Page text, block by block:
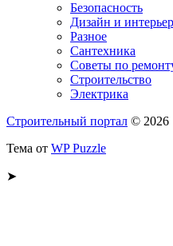
Безопасность
Дизайн и интерьер
Разное
Сантехника
Советы по
Строительство
Электрика
Строительный портал © 2026
Тема от WP Puzzle
➤